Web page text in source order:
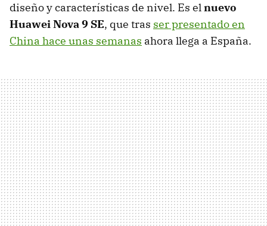
diseño y características de nivel. Es elnuevo
Huawei Nova 9 SE, que tras ser presentado en
China hace unas semanas ahora llega a España.